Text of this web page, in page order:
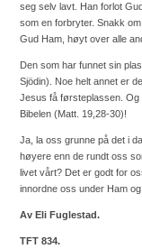
seg selv lavt. Han forlot
som en forbryter. Snakk
Gud Ham, høyt over alle
Den som har funnet sin
Sjödin). Noe helt annet er
Jesus få førsteplassen. Og
Bibelen (Matt. 19,28-30)!
Ja, la oss grunne på det i
høyere enn de rundt oss
livet vårt? Det er godt for
innordne oss under Ham
Av Eli Fuglestad.
TFT 834.